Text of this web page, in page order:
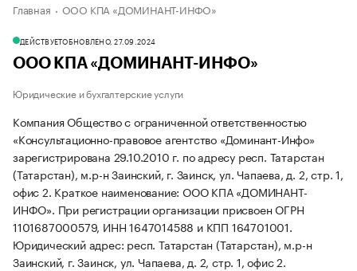
Главная ООО КПА «ДОМИНАНТ-ИНФО»
ДЕЙСТВУЕТОБНОВЛЕНО, 27.09.2024
ООО КПА «ДОМИНАНТ-ИНФО»
Юридические и бухгалтерские услуги
Компания Общество с ограниченной ответственностью
«Консультационно-правовое агентство «Доминант-Инфо»
зарегистрирована 29.10.2010 г. по адресу респ. Татарстан
(Татарстан), м.р-н Заинский, г. Заинск, ул. Чапаева, д. 2, стр. 1,
офис 2. Краткое наименование: ООО КПА «ДОМИНАНТ-
ИНФО». При регистрации организации присвоен ОГРН
1101687000579, ИНН 1647014588 и КПП 164701001.
Юридический адрес: респ. Татарстан (Татарстан), м.р-н
Заинский, г. Заинск, ул. Чапаева, д. 2, стр. 1, офис 2.